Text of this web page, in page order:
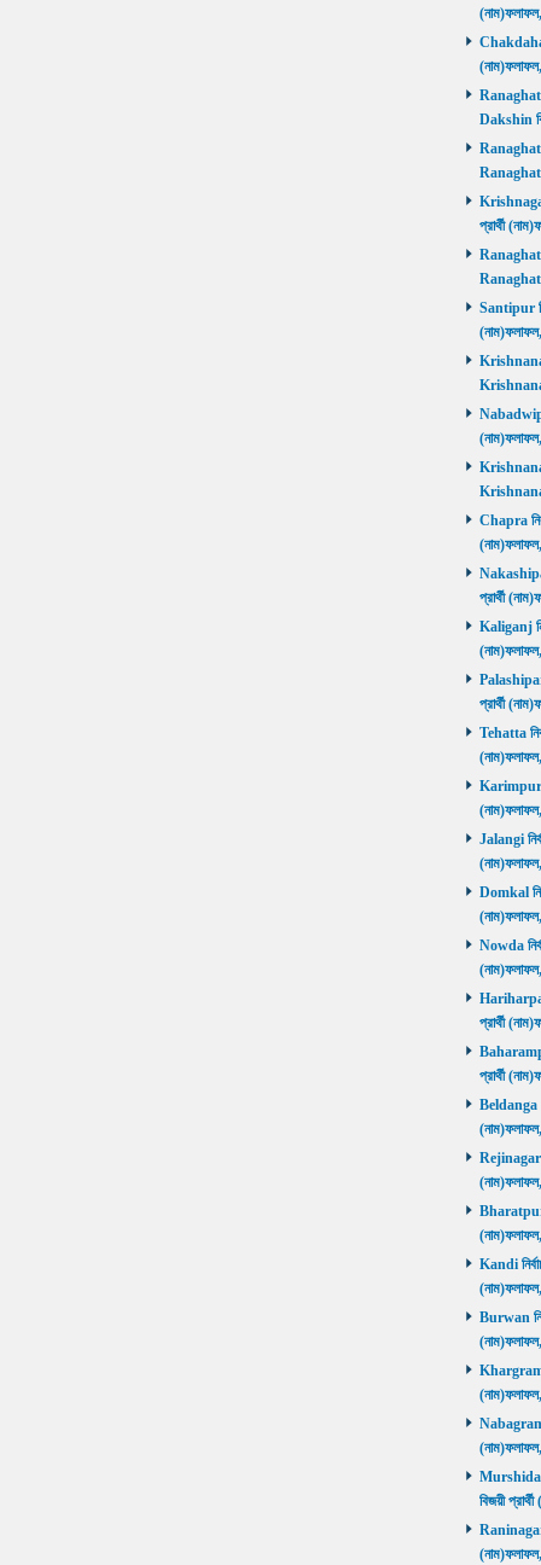
Chakdaha
Ranaghat
Dakshin
Ranaghat
Ranaghat
প্রার্থী
Ranaghat
Ranaghat
Santipur
Nabadwip
Chapra
প্রার্থী
Kaliganj
প্রার্থী
Tehatta
Karimpur
Jalangi
Domkal
Nowda
প্রার্থী
প্রার্থী
Beldanga
Rejinagar
Bharatpur
Kandi
Burwan
Khargram
Nabagram
বিজয়ী
Raninagar